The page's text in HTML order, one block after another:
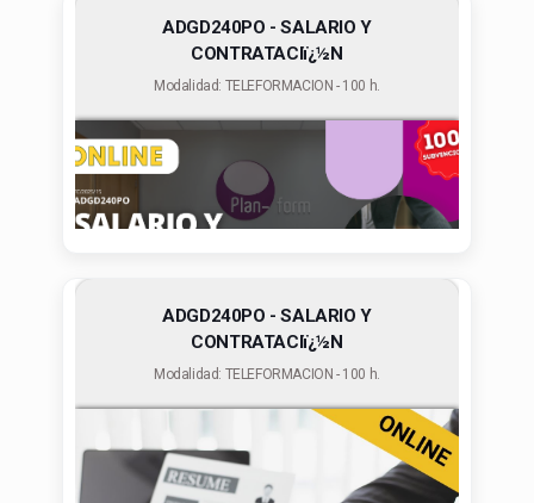
ADGD240PO - SALARIO Y
CONTRATACIï¿½N
Modalidad: TELEFORMACION - 100 h.
ADGD240PO - SALARIO Y
CONTRATACIï¿½N
Modalidad: TELEFORMACION - 100 h.